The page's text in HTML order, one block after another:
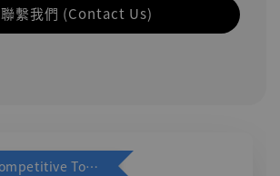
聯繫我們 (Contact Us)
加購優惠【Competitive Toys 梅西 [CM001]】